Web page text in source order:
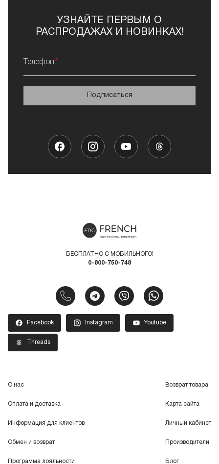
УЗНАЙТЕ ПЕРВЫМ О
РАСПРОДАЖАХ И НОВИНКАХ!
Телефон
Подписаться
БЕСПЛАТНО С МОБИЛЬНОГО!
0-800-750-748
Facebook Instagram Youtube
Threads
О нас
Оплата и доставка
Информация для клиентов
Обмен и возврат
Программа лояльности
Возврат товара
Карта сайта
Личный кабинет
Производители
Блог